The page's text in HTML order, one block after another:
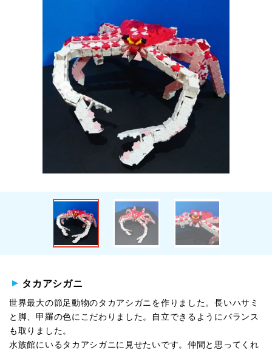
タカアシガニ
世界最大の節足動物のタカアシガニを作りました。長いハサミ
と脚、甲羅の色にこだわりました。自立できるようにバランス
も取りました。
水族館にいるタカアシガニに見せたいです。仲間と思ってくれ